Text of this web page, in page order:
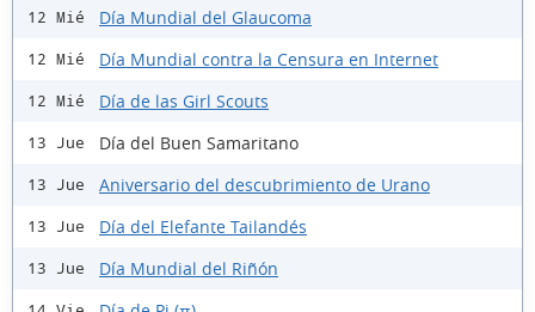
12 Mié Día Mundial del Glaucoma
12 Mié Día Mundial contra la Censura en Internet
12 Mié Día de las Girl Scouts
13 Jue Día del Buen Samaritano
13 Jue Aniversario del descubrimiento de Urano
13 Jue Día del Elefante Tailandés
13 Jue Día Mundial del Riñón